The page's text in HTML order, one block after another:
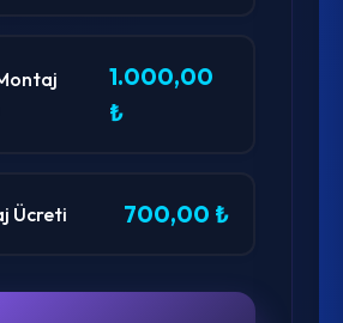
1.000,00
₺
Ücreti 700,00 ₺